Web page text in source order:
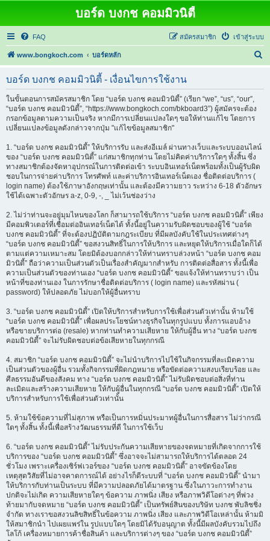
บอร์ด บงกช คอมมิวนิตี้
FAQ เข้าสู่ระบบ
สมัครสมาชิก
www.bongkoch.com บอร์ดหลัก
บอร์ด บงกช คอมมิวนิตี้ - เงื่อนไขการใช้งาน
ในขั้นตอนการสมัครสมาชิก โดย “บอร์ด บงกช คอมมิวนิตี้” (เรียก “we”, “us”, “our”,
“บอร์ด บงกช คอมมิวนิตี้”, “https://www.bongkoch.com/bkboard3”) ผู้สมัครจะต้อง
กรอกข้อมูลตามความเป็นจริง หากมีการเปลี่ยนแปลงใดๆ ขอให้ท่านแก้ไข โดยการ
เปลี่ยนแปลงข้อมูลดังกล่าวจากปุ่ม "แก้ไขข้อมูลสมาชิก"
1. “บอร์ด บงกช คอมมิวนิตี้” ให้บริการรับ และส่งอีเมล์ ผ่านทางเว็บและระบบออนไลน์
ของ “บอร์ด บงกช คอมมิวนิตี้” แก่สมาชิกทุกท่าน โดยไม่คิดค่าบริการใดๆ ทั้งสิ้น ซึ่ง
ทางสมาชิกต้องจัดหาอุปกรณ์ในการติดต่อเข้า ระบบอินเทอร์เน็ตพร้อมทั้งเป็นผู้รับผิด
ชอบในการจ่ายค่าบริการ โทรศัพท์ และค่าบริการอินเทอร์เน็ตเอง ชื่อติดต่อบริการ (
login name) ต้องใช้ภาษาอังกฤษเท่านั้น และต้องมีความยาว ระหว่าง 6-18 ตัวอักษร
ใช้ได้เฉพาะตัวอักษร a-z, 0-9, -, _ ไม่เว้นช่องว่าง
2. ไม่ว่าท่านจะอยู่มุมไหนของโลก ก็สามารถใช้บริการ “บอร์ด บงกช คอมมิวนิตี้” เพียง
มีคอมพิวเตอร์ที่เชื่อมต่ออินเทอร์เน็ตได้ ทั้งนี้อยู่ในความรับผิดชอบของผู้ใช้ “บอร์ด
บงกช คอมมิวนิตี้” ที่จะต้องปฏิบัติตามกฎระเบียบ ที่มีผลบังคับใช้ในประเทศต่างๆ
“บอร์ด บงกช คอมมิวนิตี้” ขอสงวนสิทธิ์ในการให้บริการ และหยุดให้บริการเมื่อใดก็ได้
ตามแต่ความเหมาะสม โดยมิต้องบอกกล่าวให้ท่านทราบล่วงหน้า “บอร์ด บงกช คอม
มิวนิตี้” ถือว่าความเป็นส่วนตัวเป็นเรื่องสำคัญมากสำหรับ การติดต่อสื่อสาร ทั้งนี้เพื่อ
ความเป็นส่วนตัวของท่านเอง “บอร์ด บงกช คอมมิวนิตี้” ขอแจ้งให้ท่านทราบว่า เป็น
หน้าที่ของท่านเอง ในการรักษาชื่อติดต่อบริการ ( login name) และรหัสผ่าน (
password) ให้ปลอดภัย ไม่บอกให้ผู้อื่นทราบ
3. “บอร์ด บงกช คอมมิวนิตี้” เปิดให้บริการสำหรับการใช้เพื่อส่วนตัวเท่านั้น ห้ามใช้
“บอร์ด บงกช คอมมิวนิตี้” เพื่อผลประโยชน์ทางธุรกิจในทุกรูปแบบ ทั้งการแอบอ้าง
หรือขายบริการต่อ (resale) หากท่านทำความเสียหาย ให้กับผู้อื่น ทาง “บอร์ด บงกช
คอมมิวนิตี้” จะไม่รับผิดชอบต่อข้อเสียหายในทุกกรณี
4. สมาชิก “บอร์ด บงกช คอมมิวนิตี้” จะไม่นำบริการไปใช้ในกิจกรรมที่ละเมิดความ
เป็นส่วนตัวของผู้อื่น รวมทั้งกิจกรรมที่ผิดกฎหมาย หรือขัดต่อความสงบเรียบร้อย และ
ศีลธรรมอันดีของสังคม ทาง “บอร์ด บงกช คอมมิวนิตี้” ไม่รับผิดชอบต่อสิ่งที่ท่าน
ละเมิดและสร้างความเสียหาย ให้กับผู้อื่นในทุกกรณี “บอร์ด บงกช คอมมิวนิตี้” เปิดให้
บริการสำหรับการใช้เพื่อส่วนตัวเท่านั้น
5. ห้ามใช้ข้อความที่ไม่สุภาพ หรือเป็นการหมิ่นประมาทผู้อื่นในการสื่อสาร ไม่ว่ากรณี
ใดๆ ทั้งสิ้น ทั้งนี้เพื่อสร้างวัฒนธรรมที่ดี ในการใช้เว็บ
6. “บอร์ด บงกช คอมมิวนิตี้” ไม่รับประกันความเสียหายของจดหมายที่เกิดจากการใช้
บริการของ “บอร์ด บงกช คอมมิวนิตี้” ซึ่งอาจจะไม่สามารถให้บริการได้ตลอด 24
ชั่วโมง เพราะเครื่องเซิร์ฟเวอร์ของ “บอร์ด บงกช คอมมิวนิตี้” อาจขัดข้องโดย
เหตุสุดวิสัยที่ไม่อาจคาดการณ์ได้ อย่างไรก็ดีระบบที่ “บอร์ด บงกช คอมมิวนิตี้” นำมา
ให้บริการกับท่านเป็นระบบ ที่มีความปลอดภัยได้มาตรฐาน ซึ่งในภาวะการทำงาน
ปกติจะไม่เกิด ความเสียหายใดๆ ข้อความ ภาพนิ่ง เสียง หรือภาพวิดีโอต่างๆ ที่พ่วง
ท้ายมากับจดหมาย “บอร์ด บงกช คอมมิวนิตี้” เป็นทรัพย์สินของบริษัท บงกช พับลิชชิ่ง
จำกัด ทางเราขอสงวนลิขสิทธิ์ในข้อความ ภาพนิ่ง เสียง และภาพวิดีโอเหล่านั้น ห้ามมิ
ให้สมาชิกนำ ไปเผยแพร่ใน รูปแบบใดๆ โดยมิได้รับอนุญาต ทั้งนี้มีผลบังคับรวมไปถึง
โลโก้ เครื่องหมายการค้าชื่อสินค้า และบริการต่างๆ ของ “บอร์ด บงกช คอมมิวนิตี้”